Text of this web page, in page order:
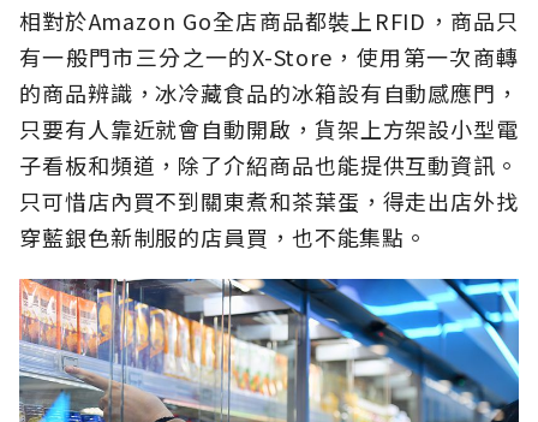
相對於Amazon Go全店商品都裝上RFID，商品只
有一般門市三分之一的X-Store，使用第一次商轉
的商品辨識，冰冷藏食品的冰箱設有自動感應門，
只要有人靠近就會自動開啟，貨架上方架設小型電
子看板和頻道，除了介紹商品也能提供互動資訊。
只可惜店內買不到關東煮和茶葉蛋，得走出店外找
穿藍銀色新制服的店員買，也不能集點。